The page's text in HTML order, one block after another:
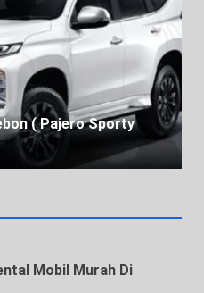
( Pajero Sporty
Mobil Murah Di